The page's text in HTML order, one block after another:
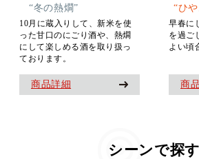
“ひ
早春に
を過ご
よい頃
商
“冬の熱燗”
10月に蔵入りして、新米を使
った甘口のにごり酒や、熱燗
にして楽しめる酒を取り扱っ
ております。
商品詳細
シーンで探す